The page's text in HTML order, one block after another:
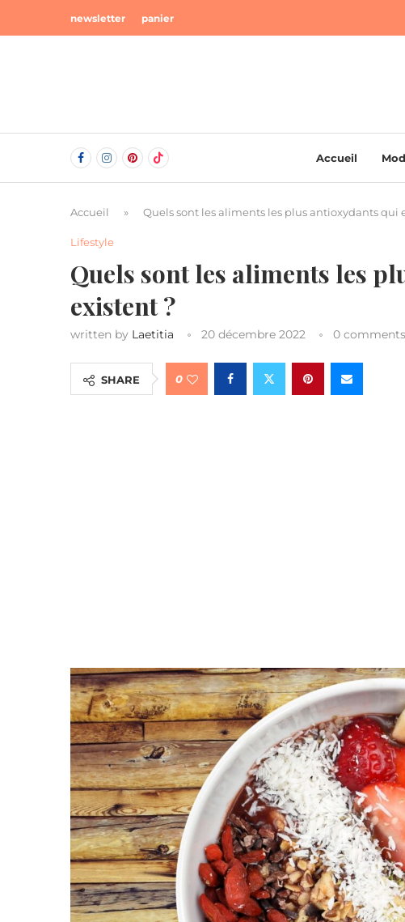
newsletter panier
Accueil
Accueil » Quels sont les aliments les plus antioxydants qui
Lifestyle
Quels sont les aliments les
existent ?
written by Laetitia 20 décembre 2022 0 comments
SHARE 0